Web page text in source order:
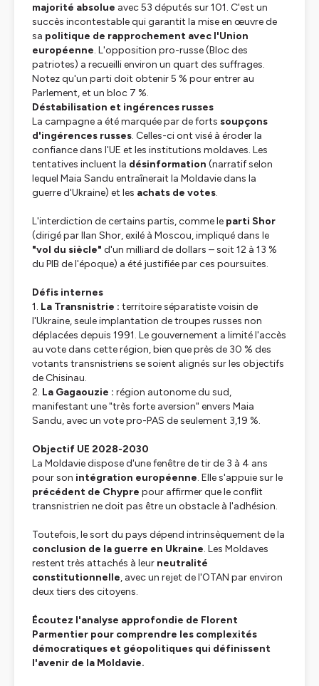
majorité absolue avec 53 députés sur 101. C'est un
succès incontestable qui garantit la mise en œuvre de
sa politique de rapprochement avec l'Union
européenne. L'opposition pro-russe (Bloc des
patriotes) a recueilli environ un quart des suffrages.
Notez qu'un parti doit obtenir 5 % pour entrer au
Parlement, et un bloc 7 %.
Déstabilisation et ingérences russes
La campagne a été marquée par de forts soupçons
d'ingérences russes. Celles-ci ont visé à éroder la
confiance dans l'UE et les institutions moldaves. Les
tentatives incluent la désinformation (narratif selon
lequel Maia Sandu entraînerait la Moldavie dans la
guerre d'Ukraine) et les achats de votes.
L'interdiction de certains partis, comme le parti Shor
(dirigé par Ilan Shor, exilé à Moscou, impliqué dans le
"vol du siècle" d'un milliard de dollars – soit 12 à 13 %
du PIB de l'époque) a été justifiée par ces poursuites.
Défis internes
1. La Transnistrie : territoire séparatiste voisin de
l'Ukraine, seule implantation de troupes russes non
déplacées depuis 1991. Le gouvernement a limité l'accès
au vote dans cette région, bien que près de 30 % des
votants transnistriens se soient alignés sur les objectifs
de Chisinau.
2. La Gagaouzie : région autonome du sud,
manifestant une "très forte aversion" envers Maia
Sandu, avec un vote pro-PAS de seulement 3,19 %.
Objectif UE 2028-2030
La Moldavie dispose d'une fenêtre de tir de 3 à 4 ans
pour son intégration européenne. Elle s'appuie sur le
précédent de Chypre pour affirmer que le conflit
transnistrien ne doit pas être un obstacle à l'adhésion.
Toutefois, le sort du pays dépend intrinsèquement de la
conclusion de la guerre en Ukraine. Les Moldaves
restent très attachés à leur neutralité
constitutionnelle, avec un rejet de l'OTAN par environ
deux tiers des citoyens.
Écoutez l'analyse approfondie de Florent
Parmentier pour comprendre les complexités
démocratiques et géopolitiques qui définissent
l'avenir de la Moldavie.